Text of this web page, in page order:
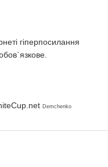
гiперпосилання
Demchenko